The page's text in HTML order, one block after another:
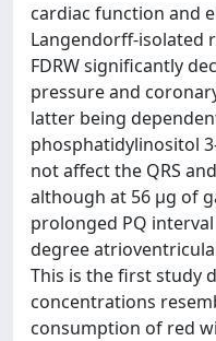
cardiac function and
Langendorff-isolated
FDRW significantly
pressure and
latter being
phosphatidylinositol
not affect the QRS
although at 56 μg of
prolonged PQ
degree
This is the first study
concentrations
consumption of red